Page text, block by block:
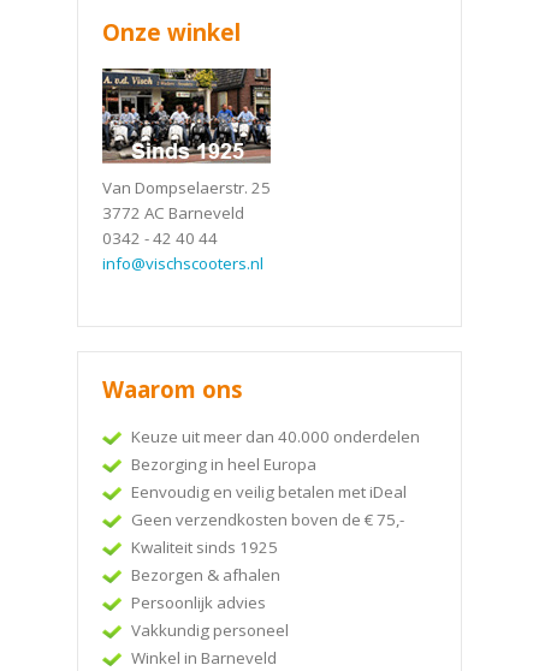
Onze winkel
Van Dompselaerstr. 25
3772 AC Barneveld
0342 - 42 40 44
info@vischscooters.nl
Waarom ons
Keuze uit meer dan 40.000 onderdelen
Bezorging in heel Europa
Eenvoudig en veilig betalen met iDeal
Geen verzendkosten boven de € 75,-
Kwaliteit sinds 1925
Bezorgen & afhalen
Persoonlijk advies
Vakkundig personeel
Winkel in Barneveld